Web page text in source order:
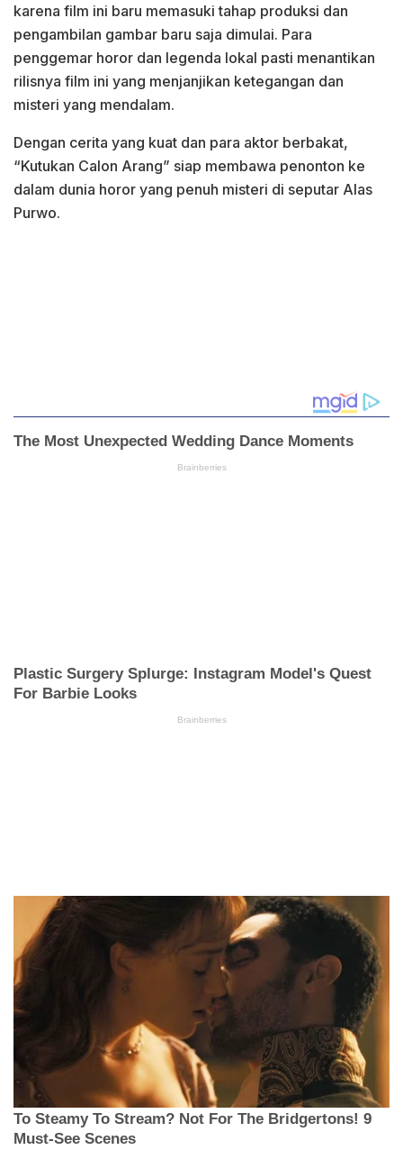
karena film ini baru memasuki tahap produksi dan
pengambilan gambar baru saja dimulai. Para
penggemar horor dan legenda lokal pasti menantikan
rilisnya film ini yang menjanjikan ketegangan dan
misteri yang mendalam.
Dengan cerita yang kuat dan para aktor berbakat,
“Kutukan Calon Arang” siap membawa penonton ke
dalam dunia horor yang penuh misteri di seputar Alas
Purwo.